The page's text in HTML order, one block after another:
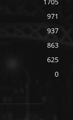
971
937
863
625
0